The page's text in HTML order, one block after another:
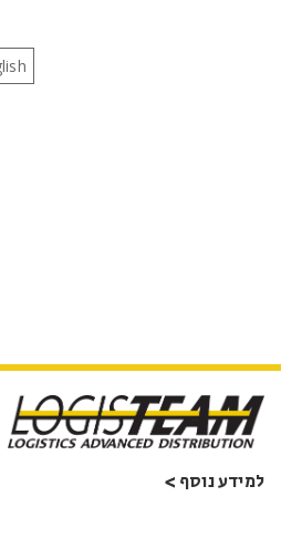
למידע נוסף >